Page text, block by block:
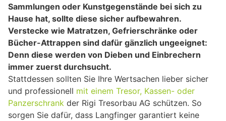
Sammlungen oder Kunstgegenstände bei sich zu
Hause hat, sollte diese sicher aufbewahren.
Verstecke wie Matratzen, Gefrierschränke oder
Bücher-Attrappen sind dafür gänzlich ungeeignet:
Denn diese werden von Dieben und Einbrechern
immer zuerst durchsucht.
Stattdessen sollten Sie Ihre Wertsachen lieber sicher
und professionell mit einem Tresor, Kassen- oder
Panzerschrank der Rigi Tresorbau AG schützen. So
sorgen Sie dafür, dass Langfinger garantiert keine